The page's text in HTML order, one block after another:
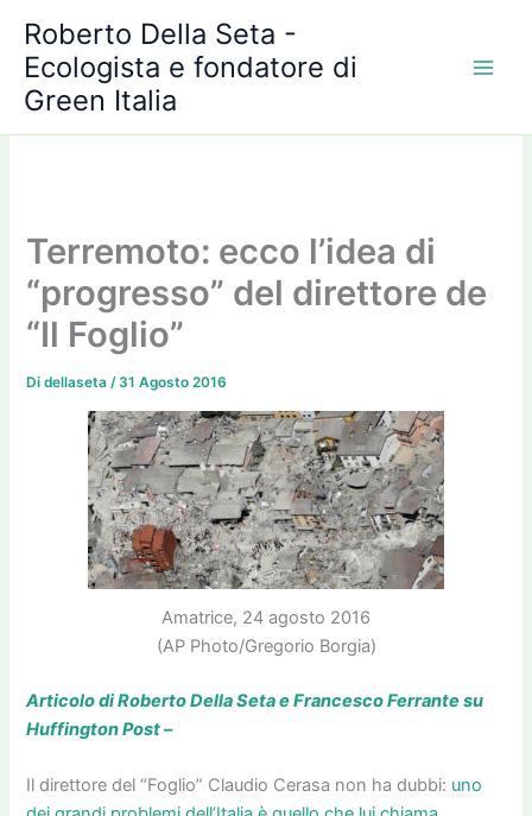
contenuto
Roberto Della Seta -
Ecologista e fondatore di
Green Italia
Terremoto: ecco l’idea di
“progresso” del direttore de
“Il Foglio”
Didellaseta/ 31 Agosto 2016
Amatrice, 24 agosto 2016
(AP Photo/Gregorio Borgia)
Articolo di Roberto Della Seta e Francesco Ferrante su
Huffington Post –
Il direttore del “Foglio” Claudio Cerasa non ha dubbi: uno
r
c
h
i